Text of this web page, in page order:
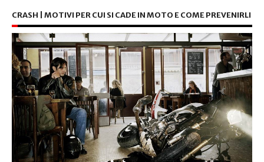
CRASH | MOTIVI PER CUI SI CADE IN MOTO E COME PREVENIRLI